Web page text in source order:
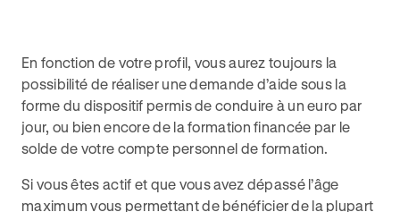
En fonction de votre profil, vous aurez toujours la
possibilité de réaliser une demande d’aide sous la
forme du dispositif permis de conduire à un euro par
jour, ou bien encore de la formation financée par le
solde de votre compte personnel de formation.
Si vous êtes actif et que vous avez dépassé l’âge
maximum vous permettant de bénéficier de la plupart